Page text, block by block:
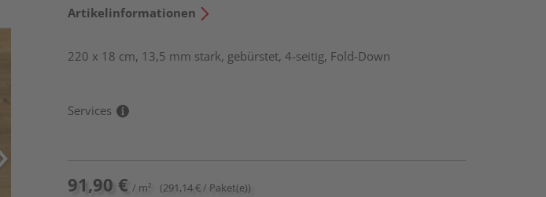
Artikelinformationen
220 x 18 cm, 13,5 mm stark, gebürstet, 4-seitig, Fold-Down
Services
91,90 € / m² (291,14 € / Paket(e))